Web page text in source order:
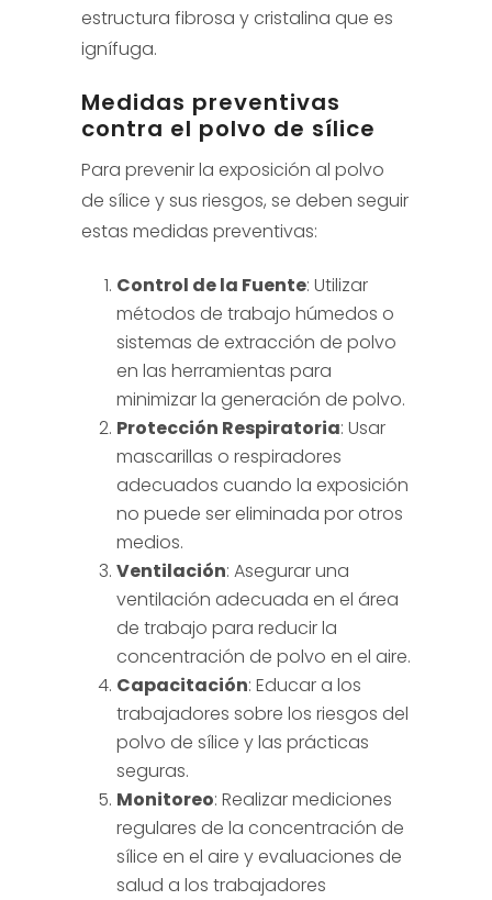
estructura fibrosa y cristalina que es
ignífuga.
Medidas preventivas
contra el polvo de sílice
Para prevenir la exposición al polvo
de sílice y sus riesgos, se deben seguir
estas medidas preventivas:
Control de la Fuente: Utilizar
métodos de trabajo húmedos o
sistemas de extracción de polvo
en las herramientas para
minimizar la generación de polvo.
Protección Respiratoria: Usar
mascarillas o respiradores
adecuados cuando la exposición
no puede ser eliminada por otros
medios.
Ventilación: Asegurar una
ventilación adecuada en el área
de trabajo para reducir la
concentración de polvo en el aire.
Capacitación: Educar a los
trabajadores sobre los riesgos del
polvo de sílice y las prácticas
seguras.
Monitoreo: Realizar mediciones
regulares de la concentración de
sílice en el aire y evaluaciones de
salud a los trabajadores